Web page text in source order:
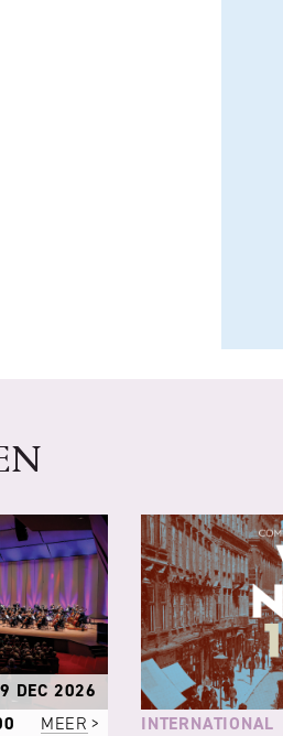
DEC 2026
MEER INTERNATIONAL